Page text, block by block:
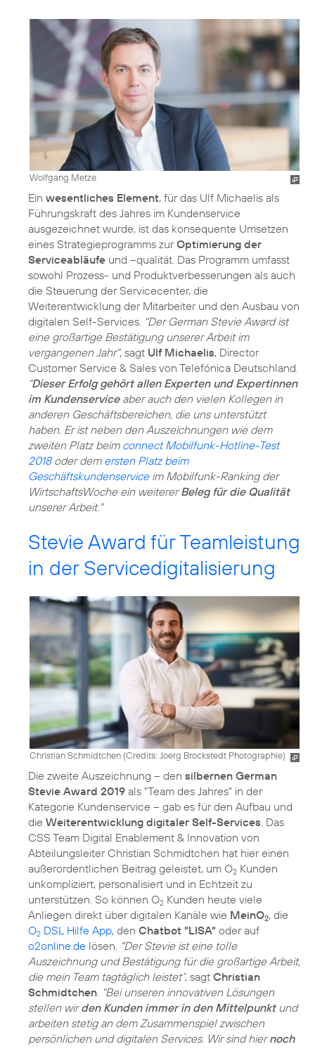
Wolfgang Metze
Ein wesentliches Element, für das Ulf Michaelis als
Führungskraft des Jahres im Kundenservice
ausgezeichnet wurde, ist das konsequente Umsetzen
eines Strategieprogramms zurOptimierung der
Serviceabläufe und –qualität. Das Programm umfasst
sowohl Prozess- und Produktverbesserungen als auch
die Steuerung der Servicecenter, die
Weiterentwicklung der Mitarbeiter und den Ausbau von
digitalen Self-Services. "Der German Stevie Award ist
eine großartige Bestätigung unserer Arbeit im
vergangenen Jahr", sagt Ulf Michaelis, Director
Customer Service & Sales von Telefónica Deutschland.
"Dieser Erfolg gehört allen Experten und Expertinnen
im Kundenserviceaber auch den vielen Kollegen in
anderen Geschäftsbereichen, die uns unterstützt
haben. Er ist neben den Auszeichnungen wie dem
zweiten Platz beim connect Mobilfunk-Hotline-Test
2018oder dem ersten Platz beim
Geschäftskundenserviceim Mobilfunk-Ranking der
WirtschaftsWoche ein weitererBeleg für die Qualität
unserer Arbeit."
Stevie Award für Teamleistung
in der Servicedigitalisierung
Christian Schmidtchen (Credits: Joerg Brockstedt Photographie)
Die zweite Auszeichnung – den silbernen German
Stevie Award 2019 als "Team des Jahres" in der
Kategorie Kundenservice – gab es für den Aufbau und
die Weiterentwicklung digitaler Self-Services . Das
CSS Team Digital Enablement & Innovation von
Abteilungsleiter Christian Schmidtchen hat hier einen
außerordentlichen Beitrag geleistet, um O2 Kunden
unkompliziert, personalisiert und in Echtzeit zu
unterstützen. So können O2 Kunden heute viele
Anliegen direkt über digitalen Kanäle wie MeinO2, die
O2 DSL Hilfe App, den Chatbot "LISA" oder auf
o2online.de lösen. "Der Stevie ist eine tolle
Auszeichnung und Bestätigung für die großartige Arbeit,
die mein Team tagtäglich leistet“, sagt Christian
Schmidtchen "Bei unseren innovativen Lösungen
stellen wirden Kunden immer in den Mittelpunktund
arbeiten stetig an dem Zusammenspiel zwischen
persönlichen und digitalen Services. Wir sind hiernoch